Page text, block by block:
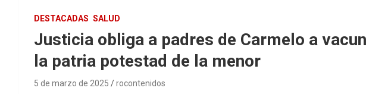
DESTACADAS SALUD
Justicia obliga a padres de Carmelo a
la patria potestad de la menor
5 de marzo de 2025 rocontenidos